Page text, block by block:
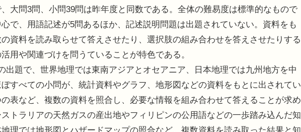
大問3問、小問39問は昨年度と同数である。全体の難易度は標準的なもので
で、用語記述が5問あるほか、記述説明問題は出題されていない。資料をも
資料を読み取らせて答えさせたり、選択肢の組み合わせを答えさせたりする
用や関連づけを問うていることが特色である。
題で、世界地理では東南アジアとオセアニア、日本地理では九州地方を中
すべての小問が、統計資料やグラフ、地形図などの資料をもとに出されてい
表など、複数の資料を照合し、必要な情報を組み合わせて答えることが求め
トラリアの天然ガスの産出地やフィリピンの公用語などの一歩踏み込んだ知